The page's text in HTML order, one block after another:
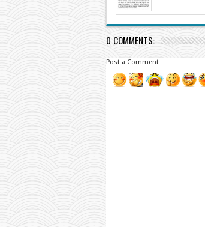
0 COMMENTS:
Post a Comment